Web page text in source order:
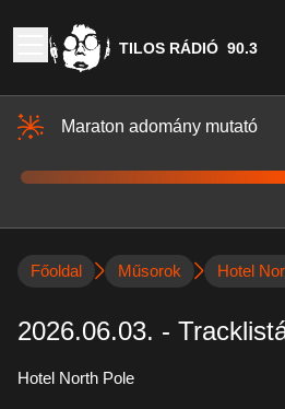
TILOS RÁDIÓ 90.3
Maraton adomány mutató
Főoldal Műsorok Hotel
2026.06.03. -
Hotel North Pole